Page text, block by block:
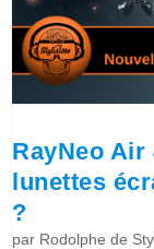
RayNeo
lunettes
?
par Rodolphe de